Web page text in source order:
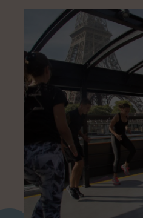
DEMANDER